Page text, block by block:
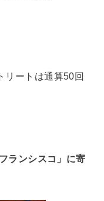
リートは通算50回
ランシスコ」に寄